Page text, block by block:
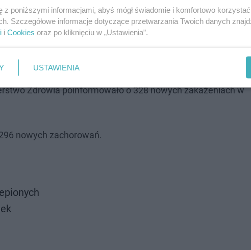
3 098 nowych zakażeń koronawirusem. Zmarło 319 osób.
Zdrowia poinformowało o 328 nowych zakażeniach w
nowych zachorowań.
z poniższymi informacjami, abyś mógł świadomie i komfortowo
Szczegółowe informacje dotyczące przetwarzania Twoich danych
i Cookies oraz po kliknięciu w „Ustawienia”.
USTAWIENIA